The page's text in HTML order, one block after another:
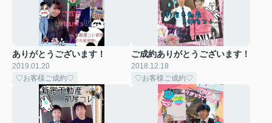
ありがとうございます！
2019.01.20
♡お客様ご成約♡
ご成約ありがとうございます！
2018.12.18
♡お客様ご成約♡